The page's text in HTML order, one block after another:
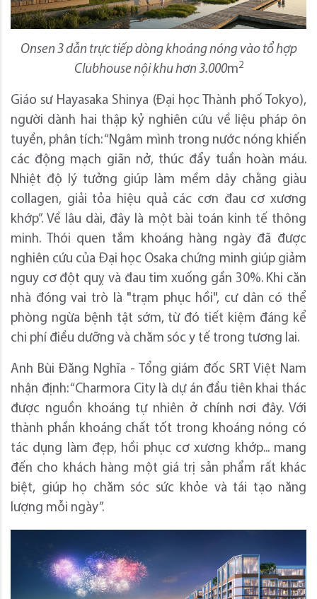
Onsen 3 dẫn trực tiếp dòng khoáng nóng vào tổ hợp
Clubhouse nội khu hơn 3.000m2
Giáo sư Hayasaka Shinya (Đại học Thành phố Tokyo),
người dành hai thập kỷ nghiên cứu về liệu pháp ôn
tuyền, phân tích: “Ngâm mình trong nước nóng khiến
các động mạch giãn nở, thúc đẩy tuần hoàn máu.
Nhiệt độ lý tưởng giúp làm mềm dây chằng giàu
collagen, giải tỏa hiệu quả các cơn đau cơ xương
khớp”. Về lâu dài, đây là một bài toán kinh tế thông
minh. Thói quen tắm khoáng hàng ngày đã được
nghiên cứu của Đại học Osaka chứng minh giúp giảm
nguy cơ đột quỵ và đau tim xuống gần 30%. Khi căn
nhà đóng vai trò là "trạm phục hồi", cư dân có thể
phòng ngừa bệnh tật sớm, từ đó tiết kiệm đáng kể
chi phí điều dưỡng và chăm sóc y tế trong tương lai.
Anh Bùi Đăng Nghĩa - Tổng giám đốc SRT Việt Nam
nhận định: “Charmora City là dự án đầu tiên khai thác
được nguồn khoáng tự nhiên ở chính nơi đây. Với
thành phần khoáng chất tốt trong khoáng nóng có
tác dụng làm đẹp, hồi phục cơ xương khớp... mang
đến cho khách hàng một giá trị sản phẩm rất khác
biệt, giúp họ chăm sóc sức khỏe và tái tạo năng
lượng mỗi ngày”.